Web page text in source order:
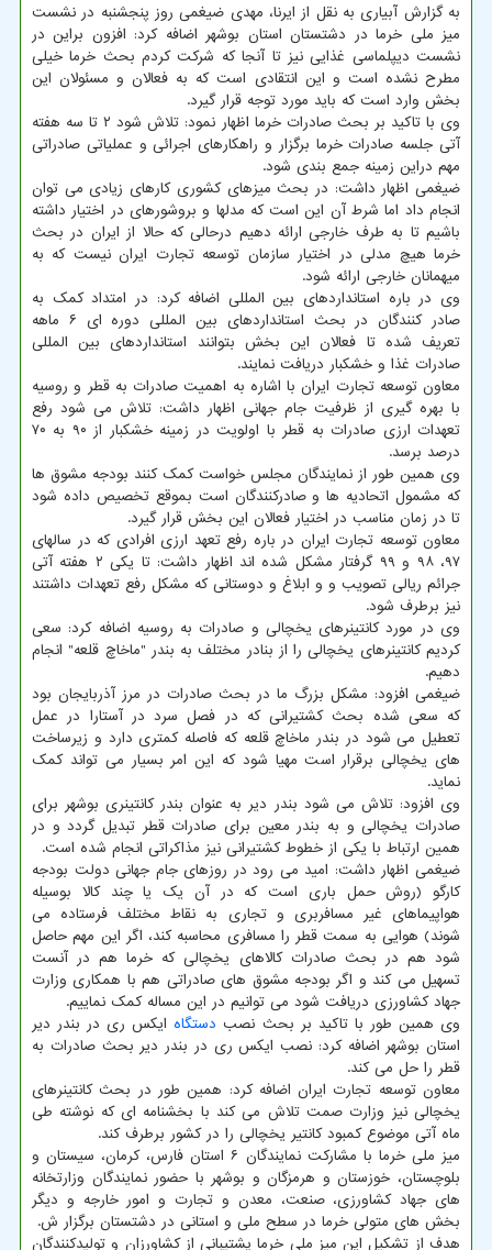
به گزارش آبیاری به نقل از ایرنا، مهدی ضیغمی روز پنجشنبه در نشست
میز ملی خرما در دشتستان استان بوشهر اضافه کرد: افزون براین در
نشست دیپلماسی غذایی نیز تا آنجا که شرکت کردم بحث خرما خیلی
مطرح نشده است و این انتقادی است که به فعالان و مسئولان این
بخش وارد است که باید مورد توجه قرار گیرد.
وی با تاکید بر بحث صادرات خرما اظهار نمود: تلاش شود ۲ تا سه هفته
آتی جلسه صادرات خرما برگزار و راهکارهای اجرائی و عملیاتی صادراتی
مهم دراین زمینه جمع بندی شود.
ضیغمی اظهار داشت: در بحث میزهای کشوری کارهای زیادی می توان
انجام داد اما شرط آن این است که مدلها و بروشورهای در اختیار داشته
باشیم تا به طرف خارجی ارائه دهیم درحالی که حالا از ایران در بحث
خرما هیچ مدلی در اختیار سازمان توسعه تجارت ایران نیست که به
میهمانان خارجی ارائه شود.
وی در باره استانداردهای بین المللی اضافه کرد: در امتداد کمک به
صادر کنندگان در بحث استانداردهای بین المللی دوره ای ۶ ماهه
تعریف شده تا فعالان این بخش بتوانند استانداردهای بین المللی
صادرات غذا و خشکبار دریافت نمایند.
معاون توسعه تجارت ایران با اشاره به اهمیت صادرات به قطر و روسیه
با بهره گیری از ظرفیت جام جهانی اظهار داشت: تلاش می شود رفع
تعهدات ارزی صادرات به قطر با اولویت در زمینه خشکبار از ۹۰ به ۷۰
درصد برسد.
وی همین طور از نمایندگان مجلس خواست کمک کنند بودجه مشوق ها
که مشمول اتحادیه ها و صادرکنندگان است بموقع تخصیص داده شود
تا در زمان مناسب در اختیار فعالان این بخش قرار گیرد.
معاون توسعه تجارت ایران در باره رفع تعهد ارزی افرادی که در سالهای
۹۷، ۹۸ و ۹۹ گرفتار مشکل شده اند اظهار داشت: تا یکی ۲ هفته آتی
جرائم ریالی تصویب و و ابلاغ و دوستانی که مشکل رفع تعهدات داشتند
نیز برطرف شود.
وی در مورد کانتینرهای یخچالی و صادرات به روسیه اضافه کرد: سعی
کردیم کانتینرهای یخچالی را از بنادر مختلف به بندر "ماخاچ قلعه" انجام
دهیم.
ضیغمی افزود: مشکل بزرگ ما در بحث صادرات در مرز آذربایجان بود
که سعی شده بحث کشتیرانی که در فصل سرد در آستارا در عمل
تعطیل می شود در بندر ماخاچ قلعه که فاصله کمتری دارد و زیرساخت
های یخچالی برقرار است مهیا شود که این امر بسیار می تواند کمک
نماید.
وی افزود: تلاش می شود بندر دیر به عنوان بندر کانتینری بوشهر برای
صادرات یخچالی و به بندر معین برای صادرات قطر تبدیل گردد و در
همین ارتباط با یکی از خطوط کشتیرانی نیز مذاکراتی انجام شده است.
ضیغمی اظهار داشت: امید می رود در روزهای جام جهانی دولت بودجه
کارگو (روش حمل باری است که در آن یک یا چند کالا بوسیله
هواپیماهای غیر مسافربری و تجاری به نقاط مختلف فرستاده می
شوند) هوایی به سمت قطر را مسافری محاسبه کند، اگر این مهم حاصل
شود هم در بحث صادرات کالاهای یخچالی که خرما هم در آنست
تسهیل می کند و اگر بودجه مشوق های صادراتی هم با همکاری وزارت
جهاد کشاورزی دریافت شود می توانیم در این مساله کمک نماییم.
وی همین طور با تاکید بر بحث نصب دستگاه ایکس ری در بندر دیر
استان بوشهر اضافه کرد: نصب ایکس ری در بندر دیر بحث صادرات به
قطر را حل می کند.
معاون توسعه تجارت ایران اضافه کرد: همین طور در بحث کانتینرهای
یخچالی نیز وزارت صمت تلاش می کند با بخشنامه ای که نوشته طی
ماه آتی موضوع کمبود کانتیر یخچالی را در کشور برطرف کند.
میز ملی خرما با مشارکت نمایندگان ۶ استان فارس، کرمان، سیستان و
بلوچستان، خوزستان و هرمزگان و بوشهر با حضور نمایندگان وزارتخانه
های جهاد کشاورزی، صنعت، معدن و تجارت و امور خارجه و دیگر
بخش های متولی خرما در سطح ملی و استانی در دشتستان برگزار ش.
هدف از تشکیل این میز ملی خرما پشتیبانی از کشاورزان و تولیدکنندگان